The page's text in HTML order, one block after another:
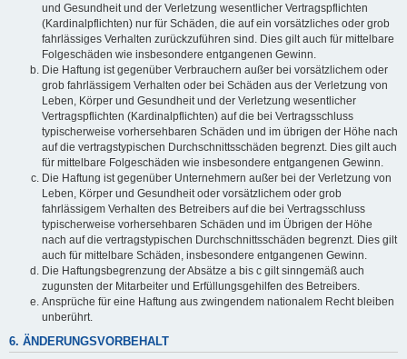
und Gesundheit und der Verletzung wesentlicher Vertragspflichten
(Kardinalpflichten) nur für Schäden, die auf ein vorsätzliches oder grob
fahrlässiges Verhalten zurückzuführen sind. Dies gilt auch für mittelbare
Folgeschäden wie insbesondere entgangenen Gewinn.
Die Haftung ist gegenüber Verbrauchern außer bei vorsätzlichem oder
grob fahrlässigem Verhalten oder bei Schäden aus der Verletzung von
Leben, Körper und Gesundheit und der Verletzung wesentlicher
Vertragspflichten (Kardinalpflichten) auf die bei Vertragsschluss
typischerweise vorhersehbaren Schäden und im übrigen der Höhe nach
auf die vertragstypischen Durchschnittsschäden begrenzt. Dies gilt auch
für mittelbare Folgeschäden wie insbesondere entgangenen Gewinn.
Die Haftung ist gegenüber Unternehmern außer bei der Verletzung von
Leben, Körper und Gesundheit oder vorsätzlichem oder grob
fahrlässigem Verhalten des Betreibers auf die bei Vertragsschluss
typischerweise vorhersehbaren Schäden und im Übrigen der Höhe
nach auf die vertragstypischen Durchschnittsschäden begrenzt. Dies gilt
auch für mittelbare Schäden, insbesondere entgangenen Gewinn.
Die Haftungsbegrenzung der Absätze a bis c gilt sinngemäß auch
zugunsten der Mitarbeiter und Erfüllungsgehilfen des Betreibers.
Ansprüche für eine Haftung aus zwingendem nationalem Recht bleiben
unberührt.
6. ÄNDERUNGSVORBEHALT